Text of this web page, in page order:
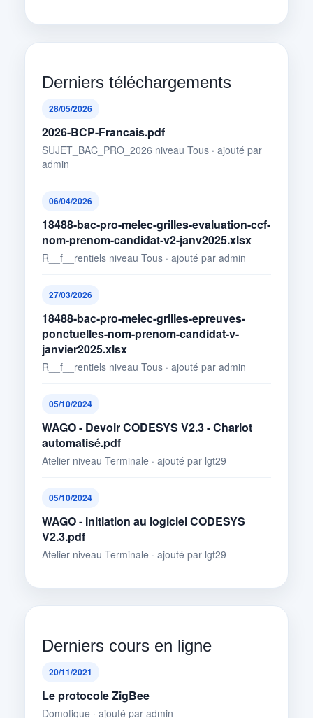
Derniers téléchargements
28/05/2026
2026-BCP-Francais.pdf
SUJET_BAC_PRO_2026 niveau Tous · ajouté par
admin
06/04/2026
18488-bac-pro-melec-grilles-evaluation-ccf-
nom-prenom-candidat-v2-janv2025.xlsx
R__f__rentiels niveau Tous · ajouté par admin
27/03/2026
18488-bac-pro-melec-grilles-epreuves-
ponctuelles-nom-prenom-candidat-v-
janvier2025.xlsx
R__f__rentiels niveau Tous · ajouté par admin
05/10/2024
WAGO - Devoir CODESYS V2.3 - Chariot
automatisé.pdf
Atelier niveau Terminale · ajouté par lgt29
05/10/2024
WAGO - Initiation au logiciel CODESYS
V2.3.pdf
Atelier niveau Terminale · ajouté par lgt29
Derniers cours en ligne
20/11/2021
Le protocole ZigBee
Domotique · ajouté par admin